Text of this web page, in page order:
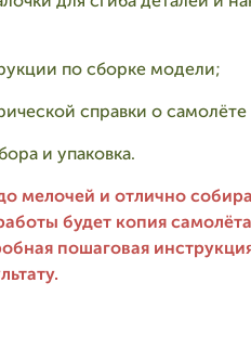
по сборке модели;
справки о самолёте
и упаковка.
мелочей и отлично
будет копия
пошаговая